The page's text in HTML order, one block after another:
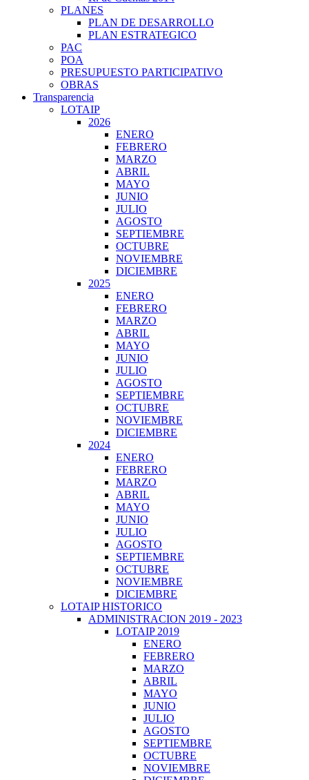
PLANES
PLAN DE DESARROLLO
PLAN ESTRATEGICO
PAC
POA
PRESUPUESTO PARTICIPATIVO
OBRAS
Transparencia
LOTAIP
2026
ENERO
FEBRERO
MARZO
ABRIL
MAYO
JUNIO
JULIO
AGOSTO
SEPTIEMBRE
OCTUBRE
NOVIEMBRE
DICIEMBRE
2025
ENERO
FEBRERO
MARZO
ABRIL
MAYO
JUNIO
JULIO
AGOSTO
SEPTIEMBRE
OCTUBRE
NOVIEMBRE
DICIEMBRE
2024
ENERO
FEBRERO
MARZO
ABRIL
MAYO
JUNIO
JULIO
AGOSTO
SEPTIEMBRE
OCTUBRE
NOVIEMBRE
DICIEMBRE
LOTAIP HISTORICO
ADMINISTRACION 2019 - 2023
LOTAIP 2019
ENERO
FEBRERO
MARZO
ABRIL
MAYO
JUNIO
JULIO
AGOSTO
SEPTIEMBRE
OCTUBRE
NOVIEMBRE